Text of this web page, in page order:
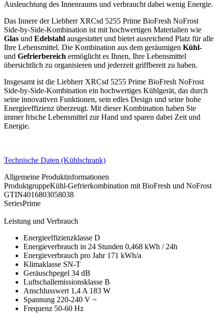
Ausleuchtung des Innenraums und verbraucht dabei wenig Energie.
Das Innere der Liebherr XRCsd 5255 Prime BioFresh NoFrost
Side-by-Side-Kombination ist mit hochwertigen Materialien wie
Glas und Edelstahl ausgestattet und bietet ausreichend Platz für alle
Ihre Lebensmittel. Die Kombination aus dem geräumigen Kühl-
und Gefrierbereich ermöglicht es Ihnen, Ihre Lebensmittel
übersichtlich zu organisieren und jederzeit griffbereit zu haben.
Insgesamt ist die Liebherr XRCsd 5255 Prime BioFresh NoFrost
Side-by-Side-Kombination ein hochwertiges Kühlgerät, das durch
seine innovativen Funktionen, sein edles Design und seine hohe
Energieeffizienz überzeugt. Mit dieser Kombination haben Sie
immer frische Lebensmittel zur Hand und sparen dabei Zeit und
Energie.
Technische Daten (Kühlschrank)
Allgemeine Produktinformationen
ProduktgruppeKühl-Gefrierkombination mit BioFresh und NoFrost
GTIN4016803058038
SeriesPrime
Leistung und Verbrauch
Energieeffizienzklasse D
Energieverbrauch in 24 Stunden 0,468 kWh / 24h
Energieverbrauch pro Jahr 171 kWh/a
Klimaklasse SN-T
Geräuschpegel 34 dB
Luftschallemissionsklasse B
Anschlusswert 1,4 A 183 W
Spannung 220-240 V ~
Frequenz 50-60 Hz